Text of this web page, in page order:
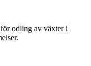
odling av växter i